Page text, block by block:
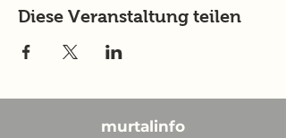
Diese Veranstaltung teilen
murtalinfo